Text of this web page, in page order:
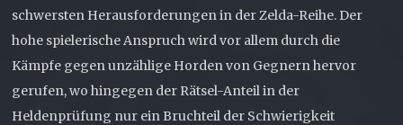
schwersten Herausforderungen in der Zelda-Reihe. Der
hohe spielerische Anspruch wird vor allem durch die
Kämpfe gegen unzählige Horden von Gegnern hervor
gerufen, wo hingegen der Rätsel-Anteil in der
Heldenprüfung nur ein Bruchteil der Schwierigkeit